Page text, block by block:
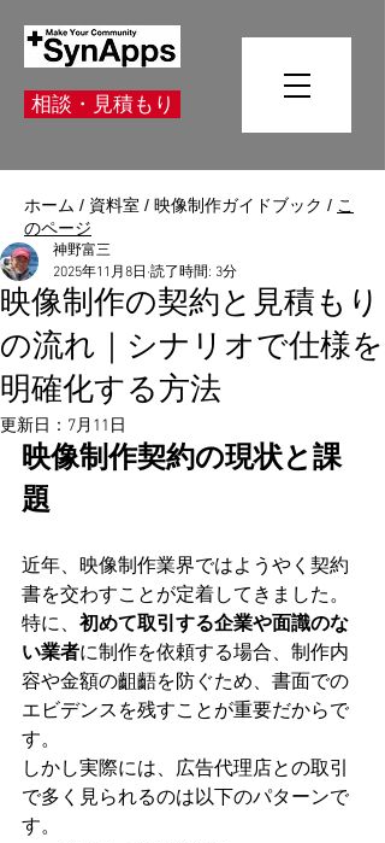
相談・見積もり
ホーム / 資料室 / 映像制作ガイドブック / こ
のページ
映像制作の契約と見積もり
の流れ｜シナリオで仕様を
明確化する方法
神野富三
2025年11月8日 読了時間: 3分
更新日： 7月11日
映像制作契約の現状と課
題
近年、映像制作業界ではようやく契約
書を交わすことが定着してきました。
特に、 初めて取引する企業や面識のな
い業者に制作を依頼する場合、制作内
容や金額の齟齬を防ぐため、書面での
エビデンスを残すことが重要だからで
す。
しかし実際には、広告代理店との取引
で多く見られるのは以下のパターンで
す。